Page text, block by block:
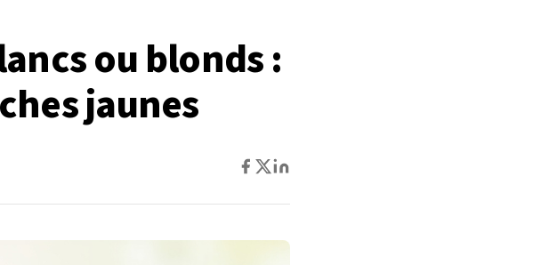
ou blonds :
jaunes